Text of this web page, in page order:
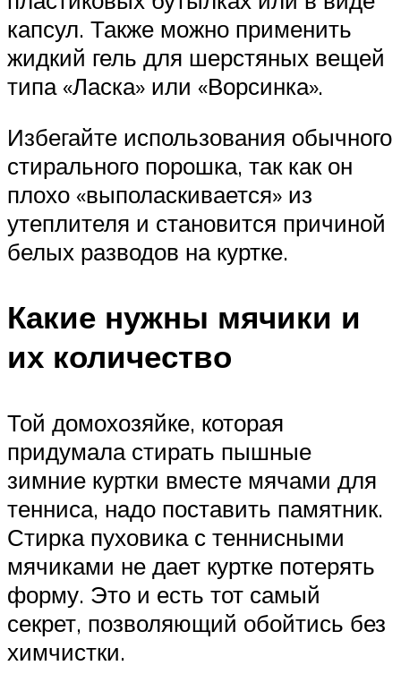
капсул. Также можно применить
жидкий гель для шерстяных вещей
типа «Ласка» или «Ворсинка».
Избегайте использования обычного
стирального порошка, так как он
плохо «выполаскивается» из
утеплителя и становится причиной
белых разводов на куртке.
Какие нужны мячики и
их количество
Той домохозяйке, которая
придумала стирать пышные
зимние куртки вместе мячами для
тенниса, надо поставить памятник.
Стирка пуховика с теннисными
мячиками не дает куртке потерять
форму. Это и есть тот самый
секрет, позволяющий обойтись без
химчистки.